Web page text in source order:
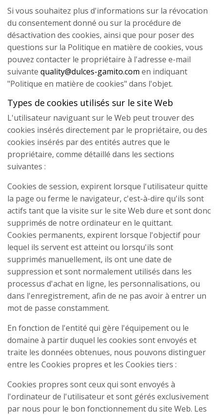
Si vous souhaitez plus d'informations sur la révocation
du consentement donné ou sur la procédure de
désactivation des cookies, ainsi que pour poser des
questions sur la Politique en matière de cookies, vous
pouvez contacter le propriétaire à l'adresse e-mail
suivante quality@dulces-gamito.com en indiquant
"Politique en matière de cookies" dans l'objet.
Types de cookies utilisés sur le site Web
L'utilisateur naviguant sur le Web peut trouver des
cookies insérés directement par le propriétaire, ou des
cookies insérés par des entités autres que le
propriétaire, comme détaillé dans les sections
suivantes :
Cookies de session, expirent lorsque l'utilisateur quitte
la page ou ferme le navigateur, c'est-à-dire qu'ils sont
actifs tant que la visite sur le site Web dure et sont donc
supprimés de notre ordinateur en le quittant.
Cookies permanents, expirent lorsque l'objectif pour
lequel ils servent est atteint ou lorsqu'ils sont
supprimés manuellement, ils ont une date de
suppression et sont normalement utilisés dans les
processus d'achat en ligne, les personnalisations, ou
dans l'enregistrement, afin de ne pas avoir à entrer un
mot de passe constamment.
En fonction de l'entité qui gère l'équipement ou le
domaine à partir duquel les cookies sont envoyés et
traite les données obtenues, nous pouvons distinguer
entre les Cookies propres et les Cookies tiers :
Cookies propres sont ceux qui sont envoyés à
l'ordinateur de l'utilisateur et sont gérés exclusivement
par nous pour le bon fonctionnement du site Web. Les